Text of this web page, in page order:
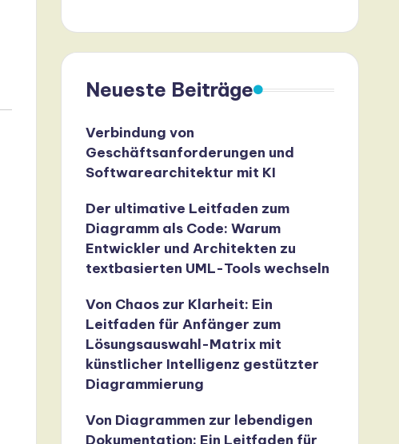
Neueste Beiträge
Verbindung von
Geschäftsanforderungen und
Softwarearchitektur mit KI
Der ultimative Leitfaden zum
Diagramm als Code: Warum
Entwickler und Architekten zu
textbasierten UML-Tools wechseln
Von Chaos zur Klarheit: Ein
Leitfaden für Anfänger zum
Lösungsauswahl-Matrix mit
künstlicher Intelligenz gestützter
Diagrammierung
Von Diagrammen zur lebendigen
Dokumentation: Ein Leitfaden für